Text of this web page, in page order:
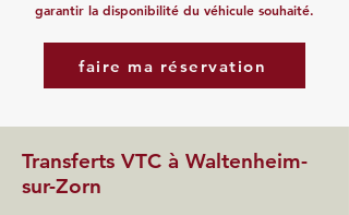
garantir la disponibilité du véhicule souhaité.
faire ma réservation
Transferts VTC à Waltenheim-
sur-Zorn